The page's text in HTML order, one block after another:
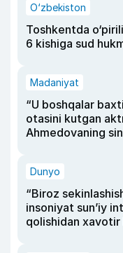
O‘zbekiston
Toshkentda
6 kishiga sud
Madaniyat
“U boshqalar
otasini kutgan
Ahmedovaning
Dunyo
“Biroz
insoniyat sun’iy
qolishidan